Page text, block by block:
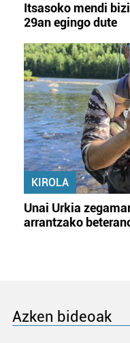
Itsasoko mendi
29an egingo dute
KIROLA
Unai Urkia
arrantzako
Azken bideoak